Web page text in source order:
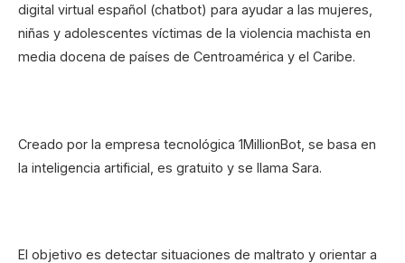
digital virtual español (chatbot) para ayudar a las mujeres,
niñas y adolescentes víctimas de la violencia machista en
media docena de países de Centroamérica y el Caribe.
Creado por la empresa tecnológica 1MillionBot, se basa en
la inteligencia artificial, es gratuito y se llama Sara.
El objetivo es detectar situaciones de maltrato y orientar a